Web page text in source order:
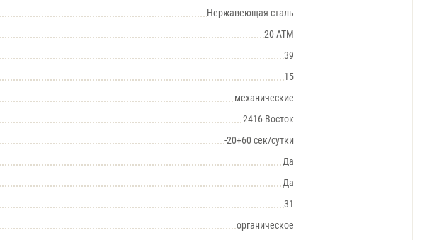
Нержавеющая сталь
20 АТМ
39
15
механические
2416 Восток
-20+60 сек/сутки
Да
Да
31
органическое